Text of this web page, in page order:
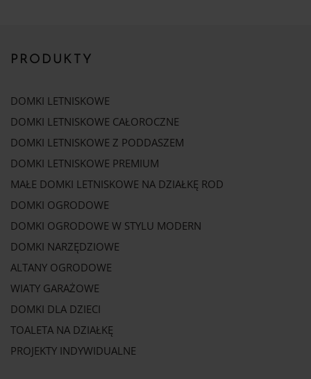
PRODUKTY
DOMKI LETNISKOWE
DOMKI LETNISKOWE CAŁOROCZNE
DOMKI LETNISKOWE Z PODDASZEM
DOMKI LETNISKOWE PREMIUM
MAŁE DOMKI LETNISKOWE NA DZIAŁKĘ ROD
DOMKI OGRODOWE
DOMKI OGRODOWE W STYLU MODERN
DOMKI NARZĘDZIOWE
ALTANY OGRODOWE
WIATY GARAŻOWE
DOMKI DLA DZIECI
TOALETA NA DZIAŁKĘ
PROJEKTY INDYWIDUALNE